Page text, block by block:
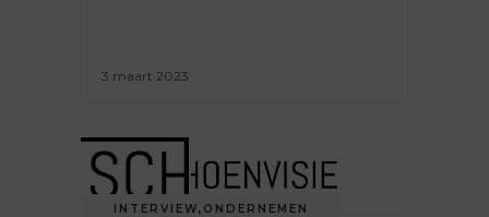
3 maart 2023
INTERVIEW, ONDERNEMEN